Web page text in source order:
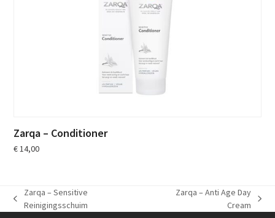
Zarqa – Conditioner
€ 14,00
previous
Zarqa – Sensitive
Reinigingsschuim
Zarqa – Anti Age Day
Cream